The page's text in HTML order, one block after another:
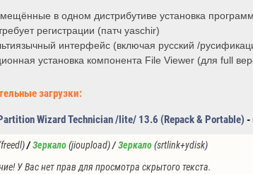
в одном дистрибутиве установка
регистрации (патч yaschir)
интерфейс (включая русский /
установка компонента File Viewer (для full
загрузки:
Wizard Technician /lite/ 13.6 (Repack & Portable) -
freedl) /Зеркало(jioupload) / Зеркало(srtlink+ydisk)
У Вас нет прав для просмотра скрытого текста.